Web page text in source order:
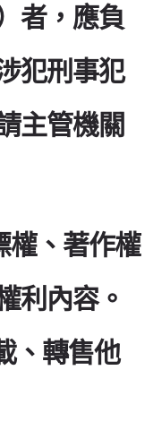
者，應負
犯刑事犯
主管機關
權、著作權
利內容。
、轉售他